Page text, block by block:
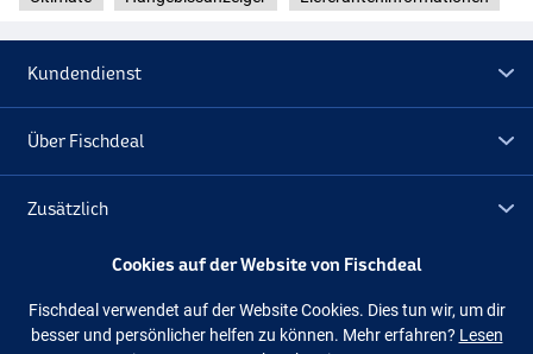
Kundendienst
Über Fischdeal
Zusätzlich
Lagerräumung
Facebook
Cookies auf der Website von Fischdeal
Fischdeal verwendet auf der Website Cookies. Dies tun wir, um dir
besser und persönlicher helfen zu können. Mehr erfahren? Lesen